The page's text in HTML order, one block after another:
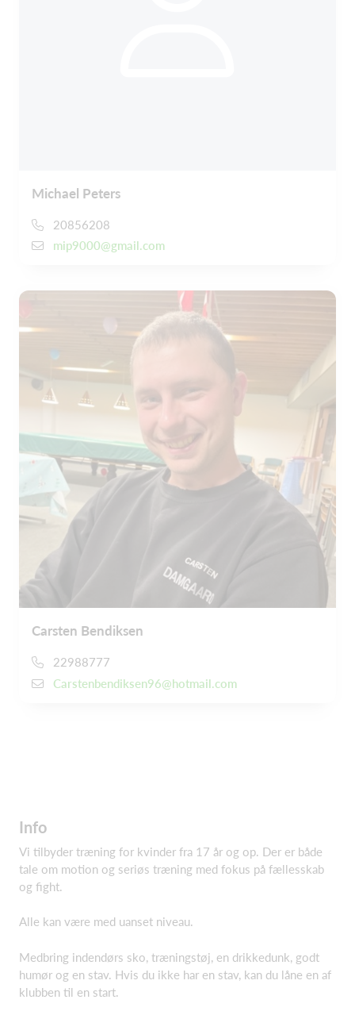
Michael Peters
20856208
mip9000@gmail.com
Carsten Bendiksen
22988777
Carstenbendiksen96@hotmail.com
Info
Vi tilbyder træning for kvinder fra 17 år og op. Der er både
tale om motion og seriøs træning med fokus på fællesskab
og fight.
Alle kan være med uanset niveau.
Medbring indendørs sko, træningstøj, en drikkedunk, godt
humør og en stav. Hvis du ikke har en stav, kan du låne en af
klubben til en start.